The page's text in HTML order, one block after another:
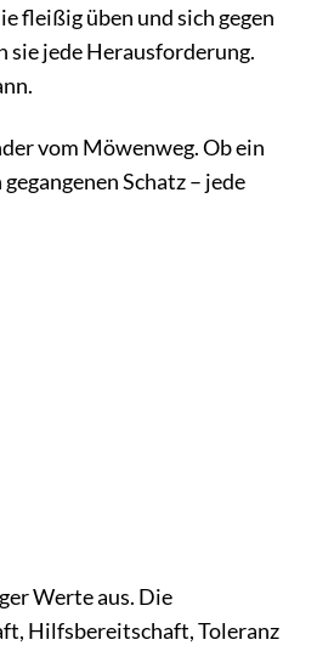
fleißig üben und sich gegen
jede Herausforderung.
vom Möwenweg. Ob ein
Schatz – jede
Werte aus. Die
Hilfsbereitschaft, Toleranz